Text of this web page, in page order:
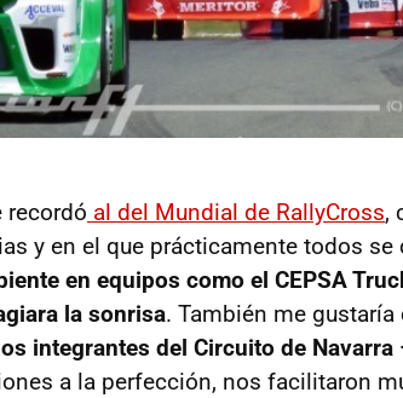
recordó al del Mundial de RallyCross,
y en el que prácticamente todos se
en equipos como el CEPSA
la sonrisa. También me gustaría
integrantes del Circuito de Navarra
a la perfección, nos facilitaron